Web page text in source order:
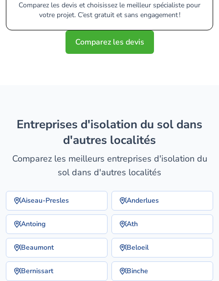
Comparez les devis et choisissez le meilleur spécialiste pour
votre projet. C’est gratuit et sans engagement !
Comparez les devis
entreprises d'isolation du sol dans
d'autres localités
Comparez les meilleurs entreprises d'isolation du
sol dans d'autres localités
Aiseau-Presles Anderlues
Antoing Ath
Beaumont Beloeil
Bernissart Binche